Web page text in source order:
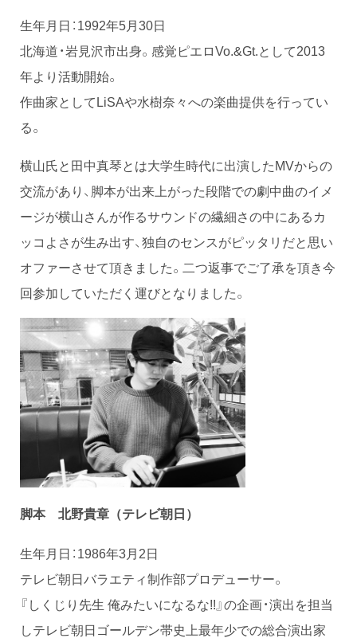
生年月日：1992年5月30日
北海道・岩見沢市出身。感覚ピエロVo.&Gt.として2013
年より活動開始。
作曲家としてLiSAや水樹奈々への楽曲提供を行ってい
る。
横山氏と田中真琴とは大学生時代に出演したMVからの
交流があり、脚本が出来上がった段階での劇中曲のイメ
ージが横山さんが作るサウンドの繊細さの中にあるカ
ッコよさが生み出す、独自のセンスがピッタリだと思い
オファーさせて頂きました。二つ返事でご了承を頂き今
回参加していただく運びとなりました。
脚本 北野貴章（テレビ朝日）
生年月日：1986年3月2日
テレビ朝日バラエティ制作部プロデューサー。
『しくじり先生 俺みたいになるな!!』の企画・演出を担当
しテレビ朝日ゴールデン帯史上最年少での総合演出家